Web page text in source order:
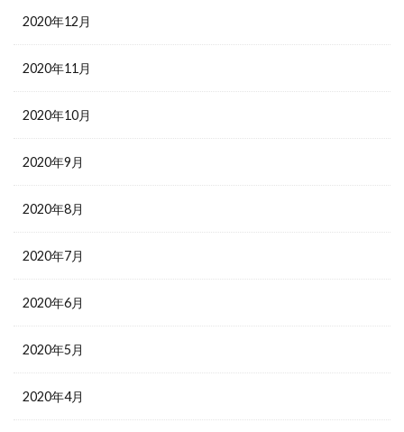
2020年12月
2020年11月
2020年10月
2020年9月
2020年8月
2020年7月
2020年6月
2020年5月
2020年4月